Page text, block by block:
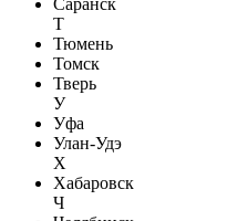
Саранск
Т
Тюмень
Томск
Тверь
У
Уфа
Улан-Удэ
Х
Хабаровск
Ч